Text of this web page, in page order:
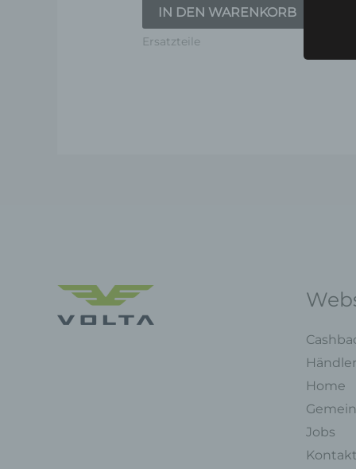
IN DEN WARENKORB
Ersatzteile
Home
Jobs
Kontakt